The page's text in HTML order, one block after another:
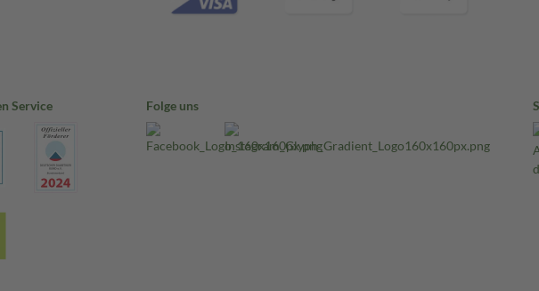
Service Folge uns